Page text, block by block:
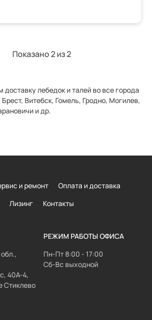
Показано 2 из2
лебедок и талей во все города
Витебск, Гомель, Гродно, Могилев,
и др.
и ремонт
Оплата и доставка
Лизинг
Контакты
40А-4,
Стиклево
РЕЖИМ РАБОТЫ ОФИСА
Пн-Пт 8:00 - 17:00
Сб-Вс выходной